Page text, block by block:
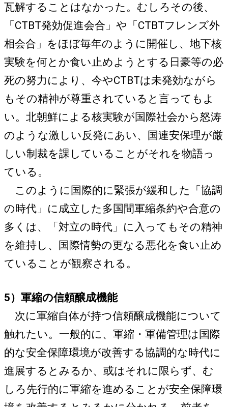
瓦解することはなかった。むしろその後、
「CTBT発効促進会合」や「CTBTフレンズ外
相会合」をほぼ毎年のように開催し、地下核
実験を何とか食い止めようとする日豪等の必
死の努力により、今やCTBTは未発効ながら
もその精神が尊重されていると言ってもよ
い。北朝鮮による核実験が国際社会から怒涛
のような激しい反発にあい、国連安保理が厳
しい制裁を課していることがそれを物語っ
ている。
このように国際的に緊張が緩和した「協調
の時代」に成立した多国間軍縮条約や合意の
多くは、「対立の時代」に入ってもその精神
を維持し、国際情勢の更なる悪化を食い止め
ていることが観察される。
5）軍縮の信頼醸成機能
次に軍縮自体が持つ信頼醸成機能について
触れたい。一般的に、軍縮・軍備管理は国際
的な安全保障環境が改善する協調的な時代に
進展するとみるか、或はそれに限らず、む
しろ先行的に軍縮を進めることが安全保障環